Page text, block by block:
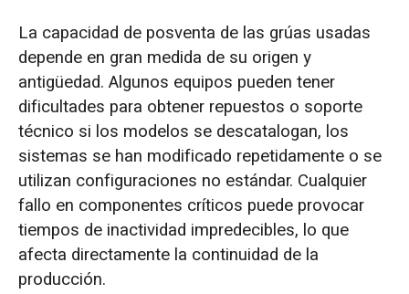
La capacidad de posventa de las grúas usadas
depende en gran medida de su origen y
antigüedad. Algunos equipos pueden tener
dificultades para obtener repuestos o soporte
técnico si los modelos se descatalogan, los
sistemas se han modificado repetidamente o se
utilizan configuraciones no estándar. Cualquier
fallo en componentes críticos puede provocar
tiempos de inactividad impredecibles, lo que
afecta directamente la continuidad de la
producción.